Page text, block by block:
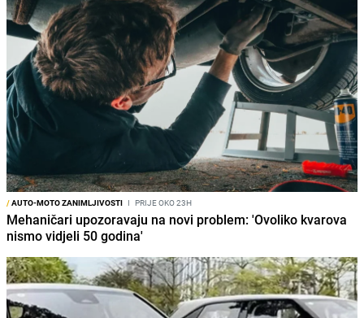
/AUTO-MOTO ZANIMLJIVOSTI I PRIJE OKO 23H
Mehaničari upozoravaju na novi problem: 'Ovoliko kvarova
nismo vidjeli 50 godina'